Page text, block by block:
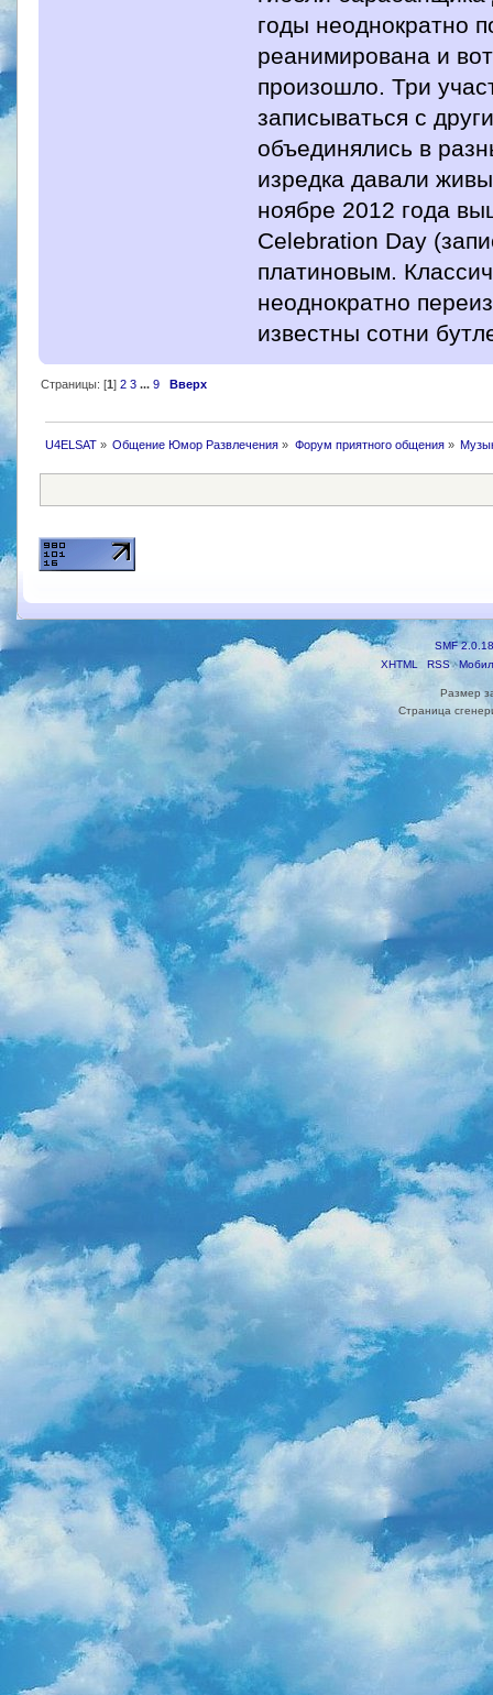
годы неоднократно
реанимирована и
произошло. Три
записываться с
объединялись в
изредка давали
ноябре 2012 года
Celebration Day
платиновым.
неоднократно
известны сотни
Страницы: [1] 2 3 ... 9 Вверх
U4ELSAT» Общение Юмор Развлечения » Форум приятного общения»
SMF 2.0.18
XHTML
RSS
Размер
Страница